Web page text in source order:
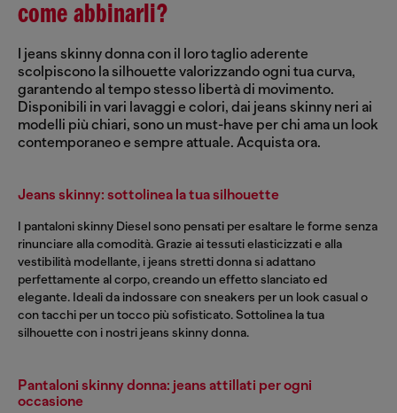
come abbinarli?
I jeans skinny donna con il loro taglio aderente
scolpiscono la silhouette valorizzando ogni tua curva,
garantendo al tempo stesso libertà di movimento.
Disponibili in vari lavaggi e colori, dai jeans skinny neri ai
modelli più chiari, sono un must-have per chi ama un look
contemporaneo e sempre attuale. Acquista ora.
Jeans skinny: sottolinea la tua silhouette
I pantaloni skinny Diesel sono pensati per esaltare le forme senza
rinunciare alla comodità. Grazie ai tessuti elasticizzati e alla
vestibilità modellante, i jeans stretti donna si adattano
perfettamente al corpo, creando un effetto slanciato ed
elegante. Ideali da indossare con sneakers per un look casual o
con tacchi per un tocco più sofisticato. Sottolinea la tua
silhouette con i nostri jeans skinny donna.
Pantaloni skinny donna: jeans attillati per ogni
occasione